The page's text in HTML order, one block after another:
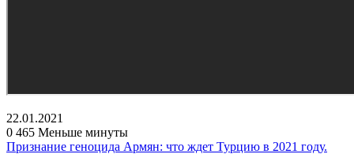
22.01.2021
0 465 Меньше минуты
Признание геноцида Армян: что ждет Турцию в 2021 году.